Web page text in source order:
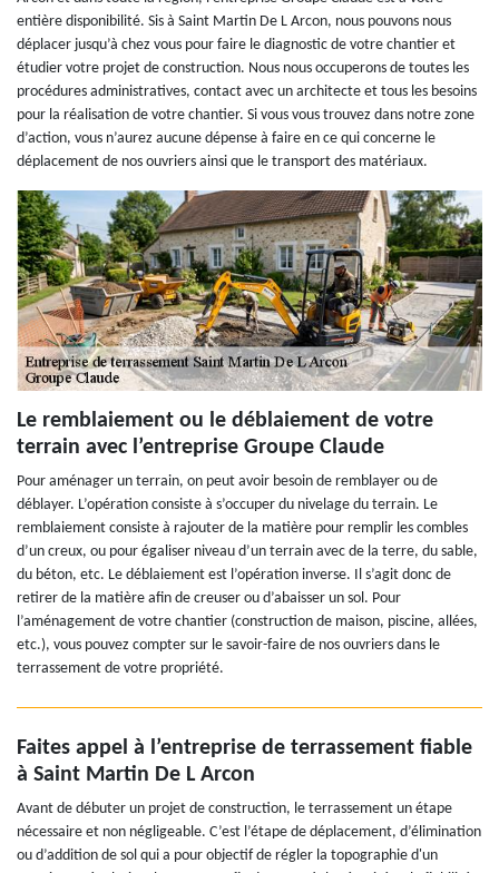
entière disponibilité. Sis à Saint Martin De L Arcon, nous pouvons nous
déplacer jusqu’à chez vous pour faire le diagnostic de votre chantier et
étudier votre projet de construction. Nous nous occuperons de toutes les
procédures administratives, contact avec un architecte et tous les besoins
pour la réalisation de votre chantier. Si vous vous trouvez dans notre zone
d’action, vous n’aurez aucune dépense à faire en ce qui concerne le
déplacement de nos ouvriers ainsi que le transport des matériaux.
Le remblaiement ou le déblaiement de votre
terrain avec l’entreprise Groupe Claude
Pour aménager un terrain, on peut avoir besoin de remblayer ou de
déblayer. L’opération consiste à s’occuper du nivelage du terrain. Le
remblaiement consiste à rajouter de la matière pour remplir les combles
d’un creux, ou pour égaliser niveau d’un terrain avec de la terre, du sable,
du béton, etc. Le déblaiement est l’opération inverse. Il s’agit donc de
retirer de la matière afin de creuser ou d’abaisser un sol. Pour
l’aménagement de votre chantier (construction de maison, piscine, allées,
etc.), vous pouvez compter sur le savoir-faire de nos ouvriers dans le
terrassement de votre propriété.
Faites appel à l’entreprise de terrassement fiable
à Saint Martin De L Arcon
Avant de débuter un projet de construction, le terrassement un étape
nécessaire et non négligeable. C’est l’étape de déplacement, d’élimination
ou d’addition de sol qui a pour objectif de régler la topographie d'un